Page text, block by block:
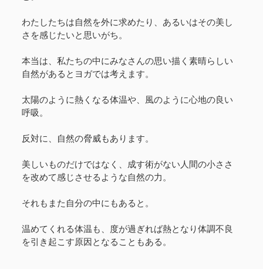
わたしたちは自然を外に求めたり、あるいはその美し
さを感じたいと思いがち。
本当は、私たちの中にみなさんの思い描く素晴らしい
自然があるとヨガでは考えます。
太陽のように熱くなる体温や、風のように心地の良い
呼吸。
反対に、自然の脅威もあります。
美しいものだけではなく、成す術がない人間の小ささ
を改めて感じさせるような自然の力。
それもまた自分の中にもあると。
温めてくれる体温も、度が過ぎれば熱となり体調不良
を引き起こす原因となることもある。